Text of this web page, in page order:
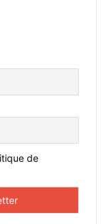
de